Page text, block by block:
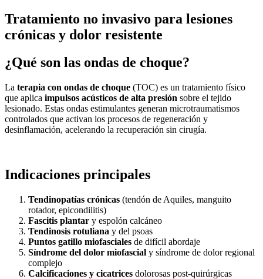
Tratamiento no invasivo para lesiones
crónicas y dolor resistente
¿Qué son las ondas de choque?
La terapia con ondas de choque (TOC) es un tratamiento físico
que aplica impulsos acústicos de alta presión sobre el tejido
lesionado. Estas ondas estimulantes generan microtraumatismos
controlados que activan los procesos de regeneración y
desinflamación, acelerando la recuperación sin cirugía.
Indicaciones principales
Tendinopatías crónicas (tendón de Aquiles, manguito
rotador, epicondilitis)
Fascitis plantar y espolón calcáneo
Tendinosis rotuliana y del psoas
Puntos gatillo miofasciales de difícil abordaje
Síndrome del dolor miofascial y síndrome de dolor regional
complejo
Calcificaciones y cicatrices dolorosas post-quirúrgicas